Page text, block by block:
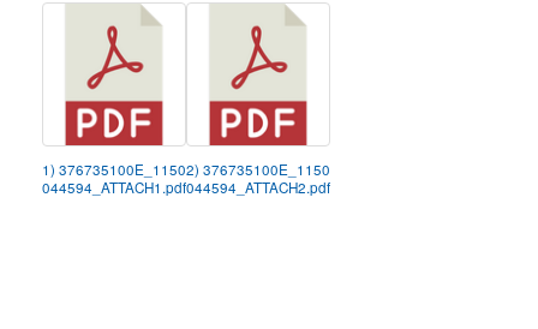
1) 376735100E_1150
044594_ATTACH1.pdf
2) 376735100E_1150
044594_ATTACH2.pdf